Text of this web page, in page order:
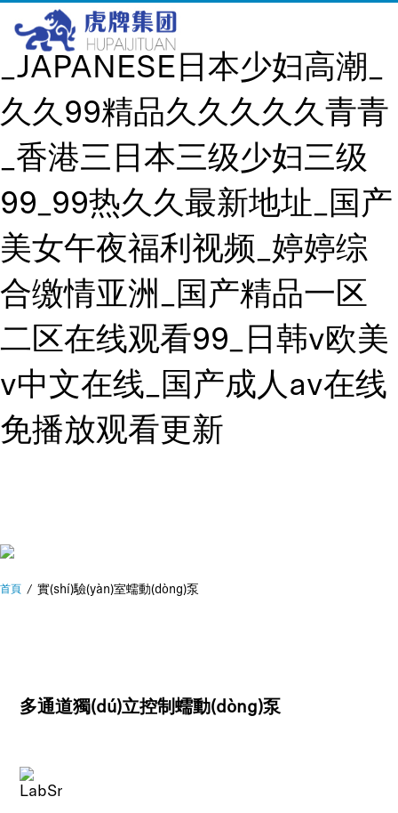
久久精品饰品有限公司
_JAPANESE日本少妇高潮_
久久99精品久久久久久青青
_香港三日本三级少妇三级
99_99热久久最新地址_国产
美女午夜福利视频_婷婷综
合缴情亚洲_国产精品一区
二区在线观看99_日韩v欧美
v中文在线_国产成人av在线
免播放观看更新
首頁 實(shí)驗(yàn)室蠕動(dòng)泵
多通道獨(dú)立控制蠕動(dòng)泵